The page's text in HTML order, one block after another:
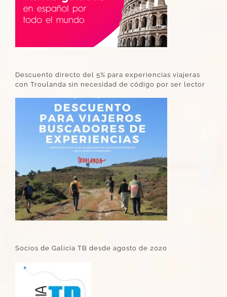
Descuento directo del 5% para experiencias viajeras
con Troulanda sin necesidad de código por ser lector
Socios de Galicia TB desde agosto de 2020